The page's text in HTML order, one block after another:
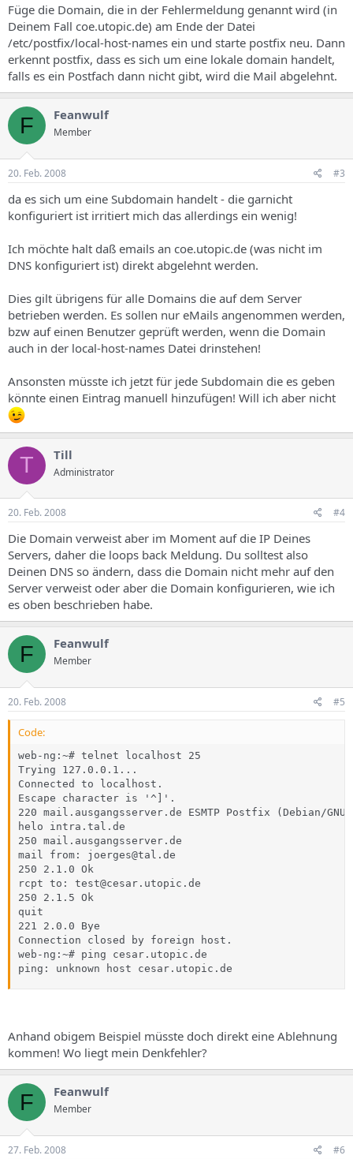
Füge die Domain, die in der Fehlermeldung genannt wird (in
Deinem Fall coe.utopic.de) am Ende der Datei
/etc/postfix/local-host-names ein und starte postfix neu. Dann
erkennt postfix, dass es sich um eine lokale domain handelt,
falls es ein Postfach dann nicht gibt, wird die Mail abgelehnt.
F Feanwulf
Member
20. Feb. 2008 #3
da es sich um eine Subdomain handelt - die garnicht
konfiguriert ist irritiert mich das allerdings ein wenig!
Ich möchte halt daß emails an coe.utopic.de (was nicht im
DNS konfiguriert ist) direkt abgelehnt werden.
Dies gilt übrigens für alle Domains die auf dem Server
betrieben werden. Es sollen nur eMails angenommen werden,
bzw auf einen Benutzer geprüft werden, wenn die Domain
auch in der local-host-names Datei drinstehen!
Ansonsten müsste ich jetzt für jede Subdomain die es geben
könnte einen Eintrag manuell hinzufügen! Will ich aber nicht
T Till
Administrator
20. Feb. 2008 #4
Die Domain verweist aber im Moment auf die IP Deines
Servers, daher die loops back Meldung. Du solltest also
Deinen DNS so ändern, dass die Domain nicht mehr auf den
Server verweist oder aber die Domain konfigurieren, wie ich
es oben beschrieben habe.
F Feanwulf
Member
20. Feb. 2008 #5
Code:
web-ng:~# telnet localhost 25
Trying 127.0.0.1...
Connected to localhost.
Escape character is '^]'.
220 mail.ausgangsserver.de ESMTP Postfix (Debian/GNU)
helo intra.tal.de
250 mail.ausgangsserver.de
mail from: joerges@tal.de
250 2.1.0 Ok
rcpt to: test@cesar.utopic.de
250 2.1.5 Ok
quit
221 2.0.0 Bye
Connection closed by foreign host.
web-ng:~# ping cesar.utopic.de
ping: unknown host cesar.utopic.de
Anhand obigem Beispiel müsste doch direkt eine Ablehnung
kommen! Wo liegt mein Denkfehler?
F Feanwulf
Member
27. Feb. 2008 #6